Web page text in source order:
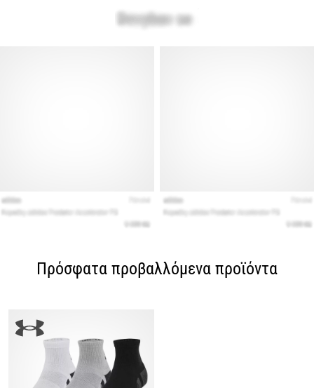
Πρόσφατα προβαλλόμενα προϊόντα